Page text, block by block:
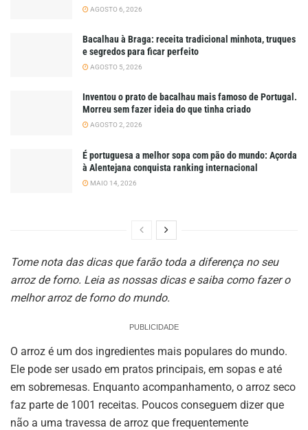
AGOSTO 6, 2026
Bacalhau à Braga: receita tradicional minhota, truques
e segredos para ficar perfeito
AGOSTO 5, 2026
Inventou o prato de bacalhau mais famoso de Portugal.
Morreu sem fazer ideia do que tinha criado
AGOSTO 2, 2026
É portuguesa a melhor sopa com pão do mundo: Açorda
à Alentejana conquista ranking internacional
MAIO 14, 2026
Tome nota das dicas que farão toda a diferença no seu
arroz de forno. Leia as nossas dicas e saiba como fazer o
melhor arroz de forno do mundo.
PUBLICIDADE
O arroz é um dos ingredientes mais populares do mundo.
Ele pode ser usado em pratos principais, em sopas e até
em sobremesas. Enquanto acompanhamento, o arroz seco
faz parte de 1001 receitas. Poucos conseguem dizer que
não a uma travessa de arroz que frequentemente